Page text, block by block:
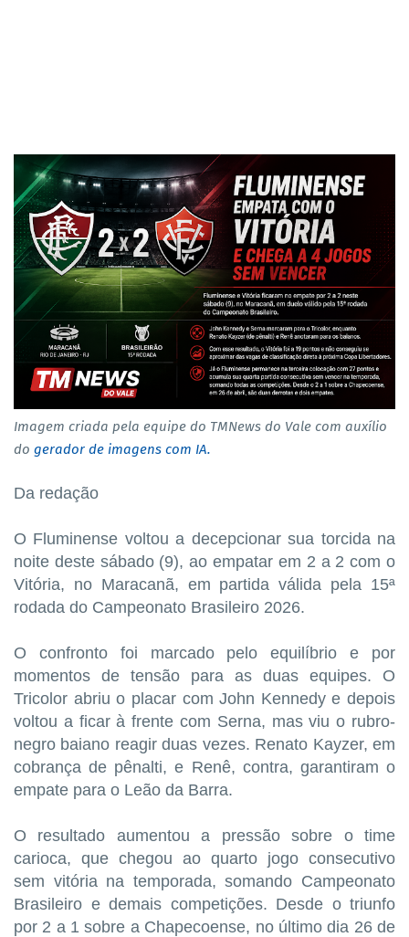
Imagem criada pela equipe do TMNews do Vale com auxílio
do gerador de imagens com IA.
Da redação
O Fluminense voltou a decepcionar sua torcida na
noite deste sábado (9), ao empatar em 2 a 2 com o
Vitória, no Maracanã, em partida válida pela 15ª
rodada do Campeonato Brasileiro 2026.
O confronto foi marcado pelo equilíbrio e por
momentos de tensão para as duas equipes. O
Tricolor abriu o placar com John Kennedy e depois
voltou a ficar à frente com Serna, mas viu o rubro-
negro baiano reagir duas vezes. Renato Kayzer, em
cobrança de pênalti, e Renê, contra, garantiram o
empate para o Leão da Barra.
O resultado aumentou a pressão sobre o time
carioca, que chegou ao quarto jogo consecutivo
sem vitória na temporada, somando Campeonato
Brasileiro e demais competições. Desde o triunfo
por 2 a 1 sobre a Chapecoense, no último dia 26 de